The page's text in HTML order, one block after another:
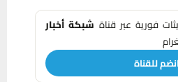
فورية عبر قناة شبكة أخبار
انضم للقناة